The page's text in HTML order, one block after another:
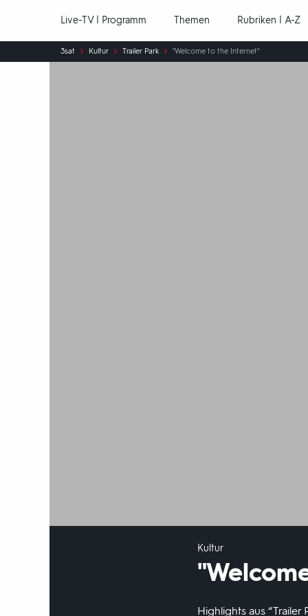
Live-TV | Programm Themen Rubriken | A-Z
Sie
sind
3sat Kultur Trailer Park "Welcome to the Internet"
Kultur
Highlights aus